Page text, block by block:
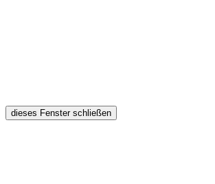
dieses Fenster schließen